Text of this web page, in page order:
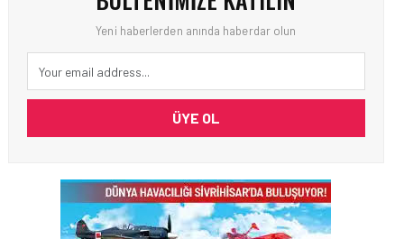
Yeni haberlerden anında haberdar olun
ÜYE OL